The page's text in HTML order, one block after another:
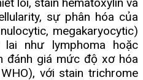
lõi, stain hematoxylin và
sự phân hóa của
megakaryocytic)
như lymphoma hoặc
đánh giá mức độ xơ hóa
với stain trichrome